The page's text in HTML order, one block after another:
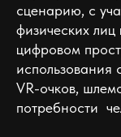
сценарию, с
физических
цифровом
использования
VR-очков,
потребности